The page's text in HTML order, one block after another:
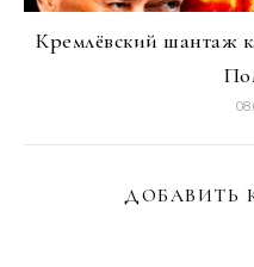
Кремлёвский шантаж
ДОБАВИТЬ